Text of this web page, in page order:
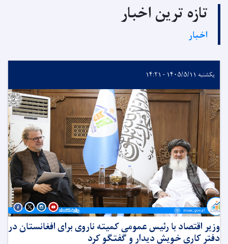
تازه ترین اخبار
اخبار
یکشنبه ۱۴۰۵/۵/۱۱ - ۱۴:۲۱
وزیر اقتصاد با رئیس عمومی کمیته ناروی برای افغانستان در
دفتر کاری خویش دیدار و گفتگو کرد